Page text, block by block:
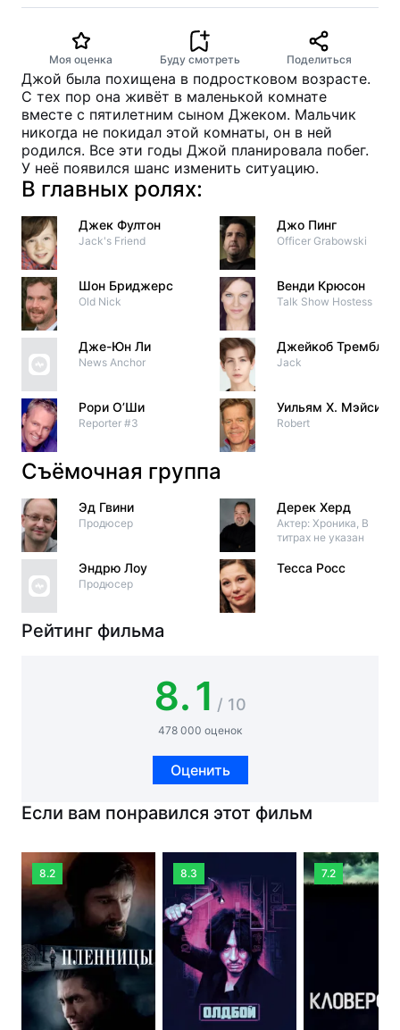
Моя оценка Буду смотреть Поделиться
Джой была похищена в подростковом возрасте.
С тех пор она живёт в маленькой комнате
вместе с пятилетним сыном Джеком. Мальчик
никогда не покидал этой комнаты, он в ней
родился. Все эти годы Джой планировала побег.
У неё появился шанс изменить ситуацию.
В главных ролях:
Джек Фултон
Jack's Friend
Шон Бриджерс
Old Nick
Дже-Юн Ли
News Anchor
Рори О’Ши
Reporter #3
Джо Пинг
Officer Grabowski
Венди Крюсон
Talk Show Hostess
Джейкоб Тремблей
Jack
Уильям Х. Мэйси
Robert
Съёмочная группа
Эд Гвини
Продюсер
Эндрю Лоу
Продюсер
Дерек Херд
Актер: Хроника, В
титрах не указан
Тесса Росс
Рейтинг фильма
8.1 / 10
478 000 оценок
Оценить
Если вам понравился этот фильм
8.2 8.3 7.2